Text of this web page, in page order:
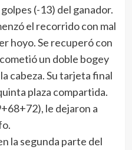
(-13) del ganador.
el recorrido con mal
hoyo. Se recuperó con
un doble bogey
cabeza. Su tarjeta final
plaza compartida.
le dejaron a
la segunda parte del